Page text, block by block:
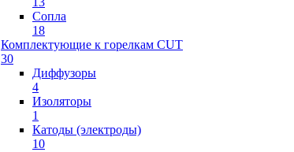
Сопла
18
Комплектующие к горелкам CUT
30
Диффузоры
4
Изоляторы
1
Катоды (электроды)
10